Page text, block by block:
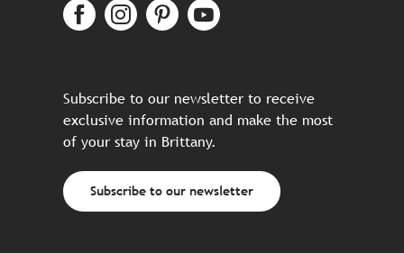
Subscribe to our newsletter to receive
exclusive information and make the most
of your stay in Brittany.
Subscribe to our newsletter